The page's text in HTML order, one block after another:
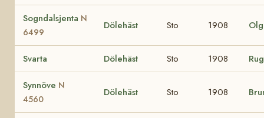
Sogndalsjenta N
6499
Dölehäst Sto 1908
Svarta Dölehäst Sto 1908
Synnöve N
4560
Dölehäst Sto 1908